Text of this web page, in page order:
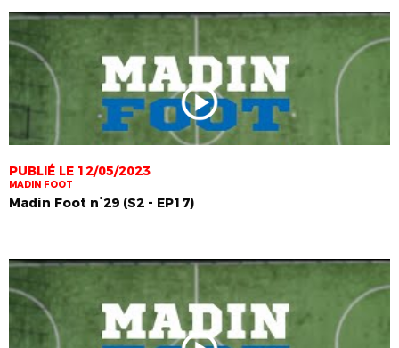
PUBLIÉ LE 12/05/2023
MADIN FOOT
Madin Foot n°29 (S2 - EP17)